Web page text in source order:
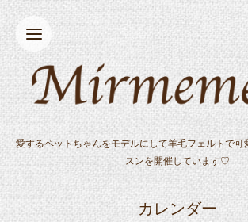
愛するペットちゃんをモデルにして羊毛フェルトで可
スンを開催しています♡
カレンダー